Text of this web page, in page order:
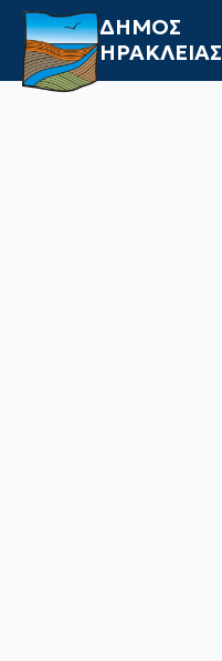
ΔΗΜΟΣ
ΗΡΑΚΛΕΙΑΣ